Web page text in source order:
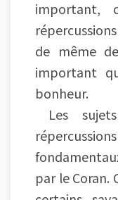
important,
de même
important
bonheur.
Les
par le Coran.